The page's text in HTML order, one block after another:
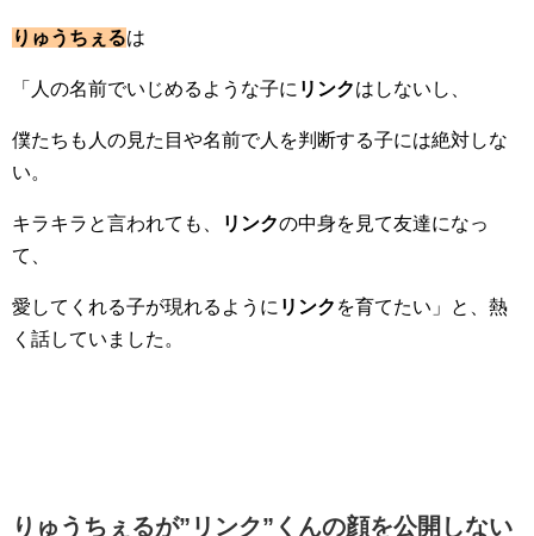
りゅうちぇるは
「人の名前でいじめるような子に リンクはしないし、
僕たちも人の見た目や名前で人を判断する子には絶対しな
い。
キラキラと言われても、 リンクの中身を見て友達になっ
て、
愛してくれる子が現れるように リンク を育てたい」と、熱
く話していました。
りゅうちぇるが”リンク”くんの顔を公開しない